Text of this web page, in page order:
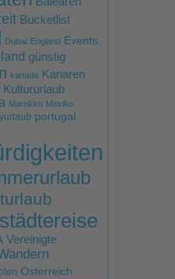
Bucketlist
Dubai England Events
günstig
kanada Kanaren
Kultururlaub
Marokko Mexiko
portugal
städtereise
Vereinigte
Österreich